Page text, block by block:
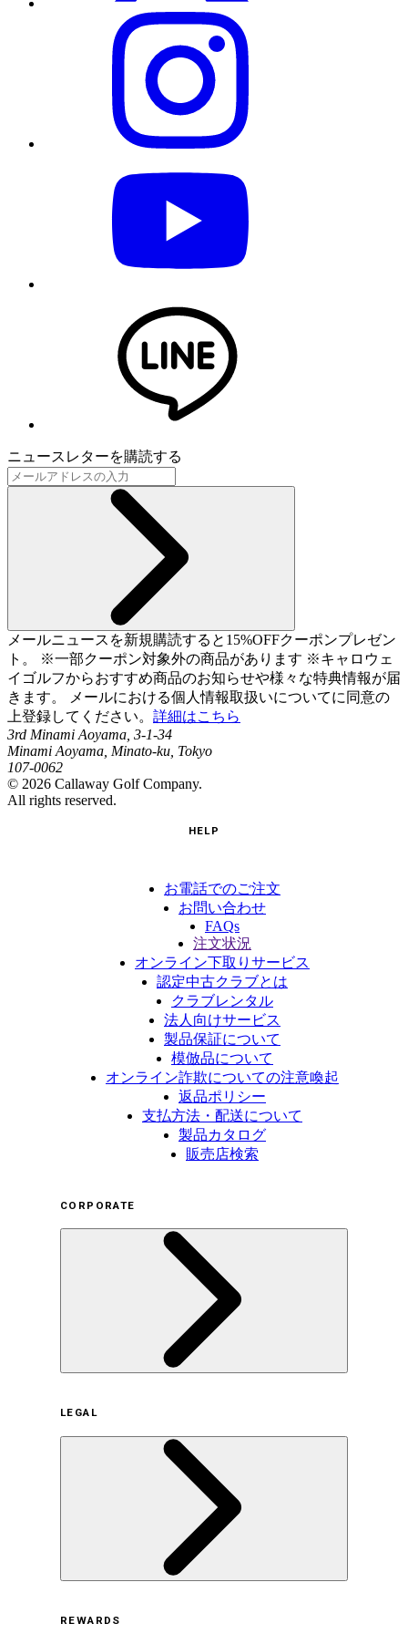
ニュースレターを購読する
メールニュースを新規購読すると15%OFFクーポンプレゼン
ト。 ※一部クーポン対象外の商品があります ※キャロウェ
イゴルフからおすすめ商品のお知らせや様々な特典情報が届
きます。 メールにおける個人情報取扱いについてに同意の
上登録してください。 詳細はこちら
3rd Minami Aoyama, 3-1-34
Minami Aoyama, Minato-ku, Tokyo
107-0062
© 2026 Callaway Golf Company.
All rights reserved.
HELP
お電話でのご注文
お問い合わせ
FAQs
注文状況
オンライン下取りサービス
認定中古クラブとは
クラブレンタル
法人向けサービス
製品保証について
模倣品について
オンライン詐欺についての注意喚起
返品ポリシー
支払方法・配送について
製品カタログ
販売店検索
CORPORATE
サステナビリティの取り組み（日本）
サステナビリティの取り組み（米国/英語）
ヒストリー
採用情報
LEGAL
REWARDS